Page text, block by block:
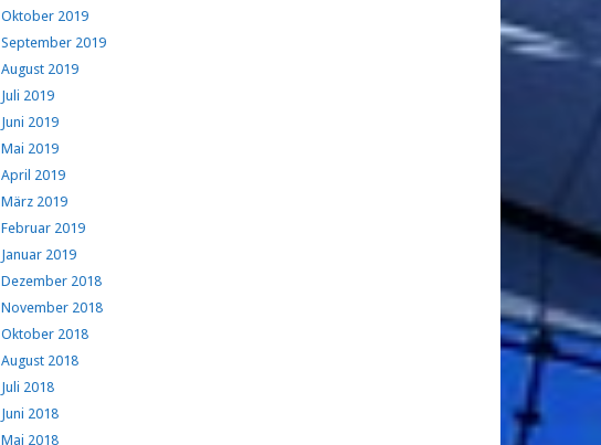
Oktober 2019
September 2019
August 2019
Juli 2019
Juni 2019
Mai 2019
April 2019
März 2019
Februar 2019
Januar 2019
Dezember 2018
November 2018
Oktober 2018
August 2018
Juli 2018
Juni 2018
Mai 2018